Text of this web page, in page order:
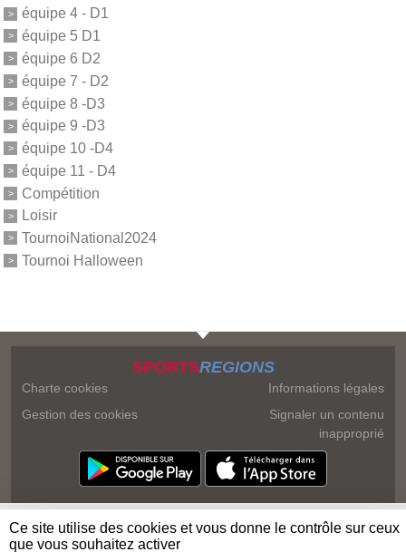
équipe 4 - D1
équipe 5 D1
équipe 6 D2
équipe 7 - D2
équipe 8 -D3
équipe 9 -D3
équipe 10 -D4
équipe 11 - D4
Compétition
Loisir
TournoiNational2024
Tournoi Halloween
SPORTSREGIONS
Charte cookies
Gestion des cookies
Informations légales
Signaler un contenu
inapproprié
Ce site utilise des cookies et vous donne le contrôle sur ceux
que vous souhaitez activer